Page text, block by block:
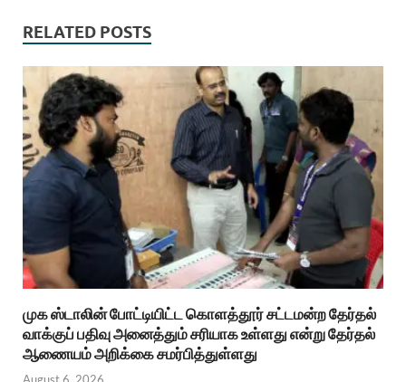
RELATED POSTS
முக ஸ்டாலின் போட்டியிட்ட கொளத்தூர் சட்டமன்ற தேர்தல்
வாக்குப் பதிவு அனைத்தும் சரியாக உள்ளது என்று தேர்தல்
ஆணையம் அறிக்கை சமர்பித்துள்ளது